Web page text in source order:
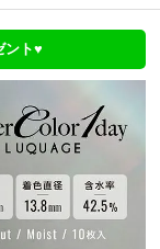
ント♥